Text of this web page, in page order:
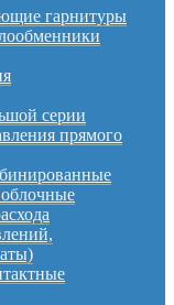
гарнитуры
серии
прямого